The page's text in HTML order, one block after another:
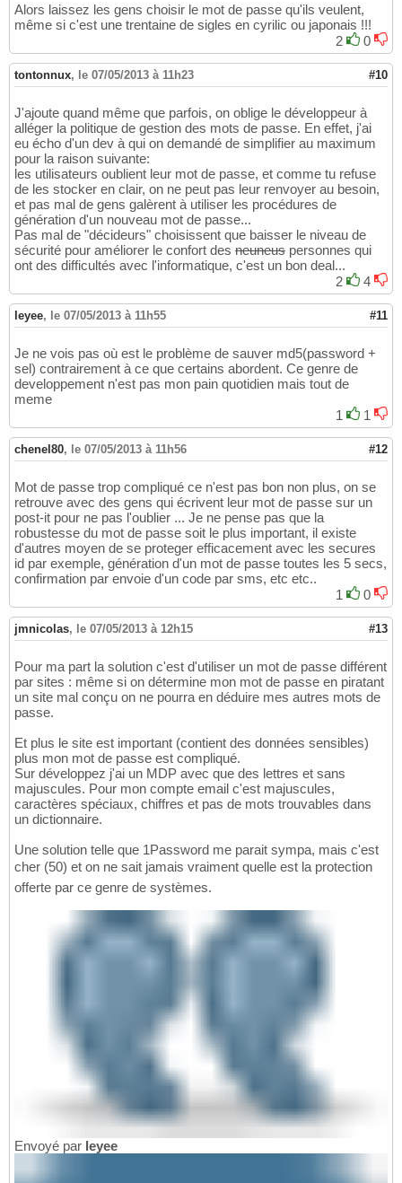
Alors laissez les gens choisir le mot de passe qu'ils veulent,
même si c'est une trentaine de sigles en cyrilic ou japonais !!!
2
0
tontonnux, le 07/05/2013 à 11h23 #10
J'ajoute quand même que parfois, on oblige le développeur à
alléger la politique de gestion des mots de passe. En effet, j'ai
eu écho d'un dev à qui on demandé de simplifier au maximum
pour la raison suivante:
les utilisateurs oublient leur mot de passe, et comme tu refuse
de les stocker en clair, on ne peut pas leur renvoyer au besoin,
et pas mal de gens galèrent à utiliser les procédures de
génération d'un nouveau mot de passe...
Pas mal de "décideurs" choisissent que baisser le niveau de
sécurité pour améliorer le confort des neuneus personnes qui
ont des difficultés avec l'informatique, c'est un bon deal...
2
4
leyee, le 07/05/2013 à 11h55 #11
Je ne vois pas où est le problème de sauver md5(password +
sel) contrairement à ce que certains abordent. Ce genre de
developpement n'est pas mon pain quotidien mais tout de
meme
1
1
chenel80, le 07/05/2013 à 11h56 #12
Mot de passe trop compliqué ce n'est pas bon non plus, on se
retrouve avec des gens qui écrivent leur mot de passe sur un
post-it pour ne pas l'oublier ... Je ne pense pas que la
robustesse du mot de passe soit le plus important, il existe
d'autres moyen de se proteger efficacement avec les secures
id par exemple, génération d'un mot de passe toutes les 5 secs,
confirmation par envoie d'un code par sms, etc etc..
1
0
jmnicolas, le 07/05/2013 à 12h15 #13
Pour ma part la solution c'est d'utiliser un mot de passe différent
par sites : même si on détermine mon mot de passe en piratant
un site mal conçu on ne pourra en déduire mes autres mots de
passe.
Et plus le site est important (contient des données sensibles)
plus mon mot de passe est compliqué.
Sur développez j'ai un MDP avec que des lettres et sans
majuscules. Pour mon compte email c'est majuscules,
caractères spéciaux, chiffres et pas de mots trouvables dans
un dictionnaire.
Une solution telle que 1Password me parait sympa, mais c'est
cher (50) et on ne sait jamais vraiment quelle est la protection
offerte par ce genre de systèmes.
Envoyé par leyee